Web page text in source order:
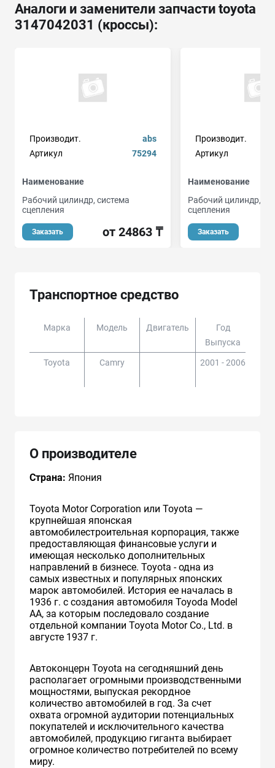
Аналоги и заменители запчасти toyota
3147042031 (кроссы):
Производит.
abs
Артикул
75294
Наименование
Рабочий цилиндр, система
сцепления
Заказать от 24863 ₸
Производит.
Артикул
Наименование
Рабочий цилиндр,
сцепления
Заказать
Транспортное средство
Марка Модель Двигатель
Год
Выпуска
Toyota Camry 2001 - 2006
О производителе
Страна: Япония
Toyota Motor Corporation или Toyota —
крупнейшая японская
автомобилестроительная корпорация, также
предоставляющая финансовые услуги и
имеющая несколько дополнительных
направлений в бизнесе. Toyota - одна из
самых известных и популярных японских
марок автомобилей. История ее началась в
1936 г. с создания автомобиля Toyoda Model
AA, за которым последовало создание
отдельной компании Toyota Motor Co., Ltd. в
августе 1937 г.
Автоконцерн Toyota на сегодняшний день
располагает огромными производственными
мощностями, выпуская рекордное
количество автомобилей в год. За счет
охвата огромной аудитории потенциальных
покупателей и исключительного качества
автомобилей, продукцию гиганта выбирает
огромное количество потребителей по всему
миру.